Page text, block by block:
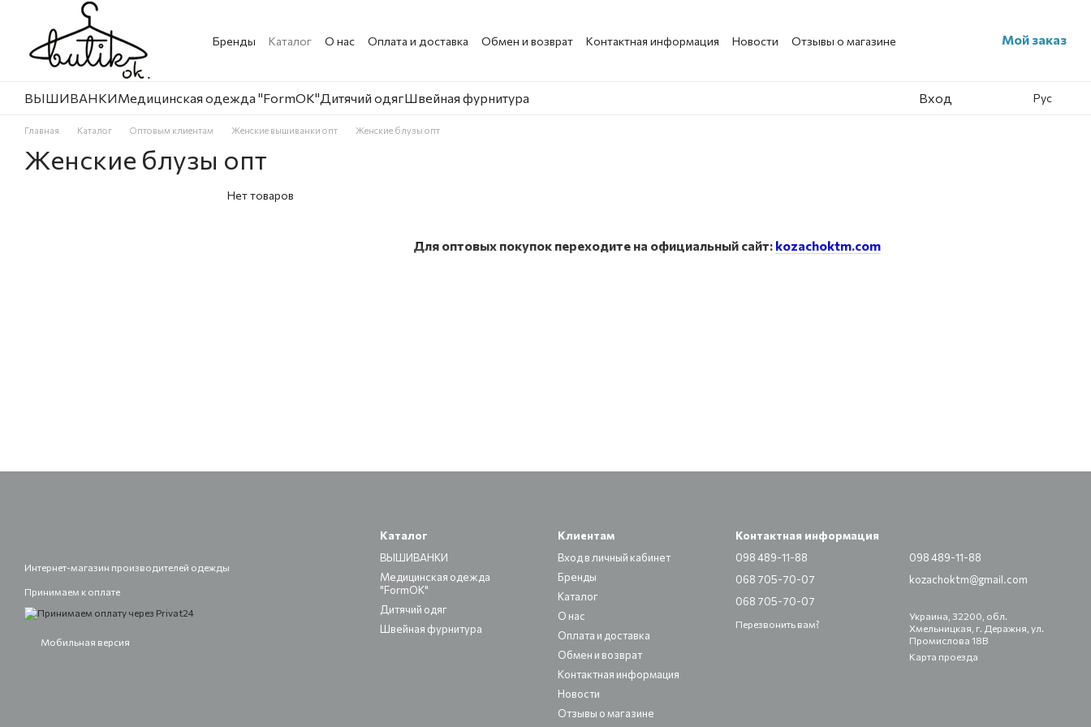
Перейти к основному контенту
Бренды Каталог О нас Оплата и доставка Обмен и возврат Контактная информация Новости Отзывы о магазине Мой заказ
ВЫШИВАНКИМедицинская одежда "FormOK"Дитячий одягШвейная фурнитура Вход Рус
Главная Каталог Оптовым клиентам Женские вышиванки опт Женские блузы опт
Женские блузы опт
Для оптовых покупок переходите на официальный сайт: kozachoktm.com
Нет товаров
Интернет-магазин производителей одежды
Принимаем к оплате
Мобильная версия
Каталог
ВЫШИВАНКИ
Медицинская одежда
"FormOK"
Дитячий одяг
Швейная фурнитура
Клиентам
Вход в личный кабинет
Бренды
Каталог
О нас
Оплата и доставка
Обмен и возврат
Контактная информация
Новости
Отзывы о магазине
Контактная информация
098 489-11-88
068 705-70-07
068 705-70-07
Перезвонить вам?
098 489-11-88
kozachoktm@gmail.com
Украина, 32200, обл.
Хмельницкая, г. Деражня, ул.
Промислова 18В
Карта проезда